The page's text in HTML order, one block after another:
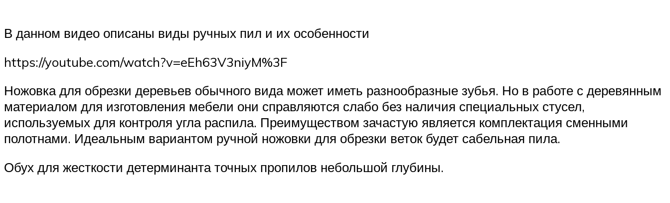
В данном видео описаны виды ручных пил и их особенности
https://youtube.com/watch?v=eEh63V3niyM%3F
Ножовка для обрезки деревьев обычного вида может иметь разнообразные зубья. Но в работе с деревянным
материалом для изготовления мебели они справляются слабо без наличия специальных стусел,
используемых для контроля угла распила. Преимуществом зачастую является комплектация сменными
полотнами. Идеальным вариантом ручной ножовки для обрезки веток будет сабельная пила.
Обух для жесткости детерминанта точных пропилов небольшой глубины.